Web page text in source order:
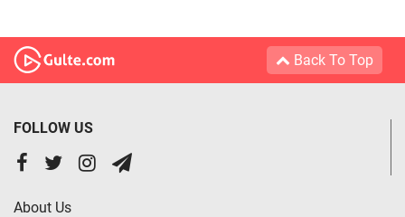
Back To Top
FOLLOW US
About Us